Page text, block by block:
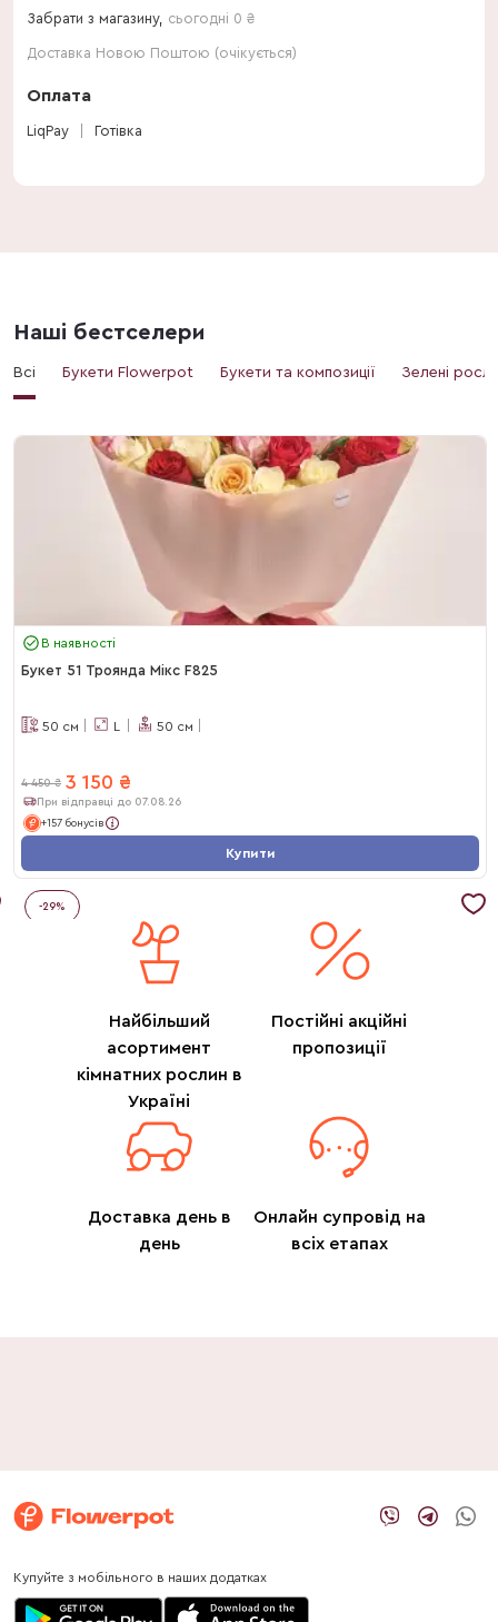
Забрати з магазину, сьогодні 0 ₴
Доставка Новою Поштою (очікується)
Оплата
LiqPay Готівка
Наші бестселери
Всі Букети Flowerpot Букети та композиції Зелені
В наявності
Букет 51 Троянда Мікс F825
50 см L 50 см
4 450 ₴ 3 150 ₴
При відправці до 07.08.26
+157 бонусів
Купити
-29%
Найбільший
асортимент
кімнатних рослин в
Україні
Постійні акційні
пропозиції
Доставка день в
день
Онлайн супровід на
всіх етапах
Купуйте з мобільного в наших додатках